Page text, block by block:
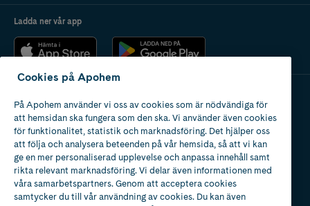
Ladda ner vår app
Apotek med tillstånd
av Läkemedelsverket
Cookies på Apohem
På Apohem använder vi oss av cookies som är nödvändiga för
att hemsidan ska fungera som den ska. Vi använder även cookies
för funktionalitet, statistik och marknadsföring. Det hjälper oss
att följa och analysera beteenden på vår hemsida, så att vi kan
ge en mer personaliserad upplevelse och anpassa innehåll samt
rikta relevant marknadsföring. Vi delar även informationen med
våra samarbetspartners. Genom att acceptera cookies
samtycker du till vår användning av cookies. Du kan även